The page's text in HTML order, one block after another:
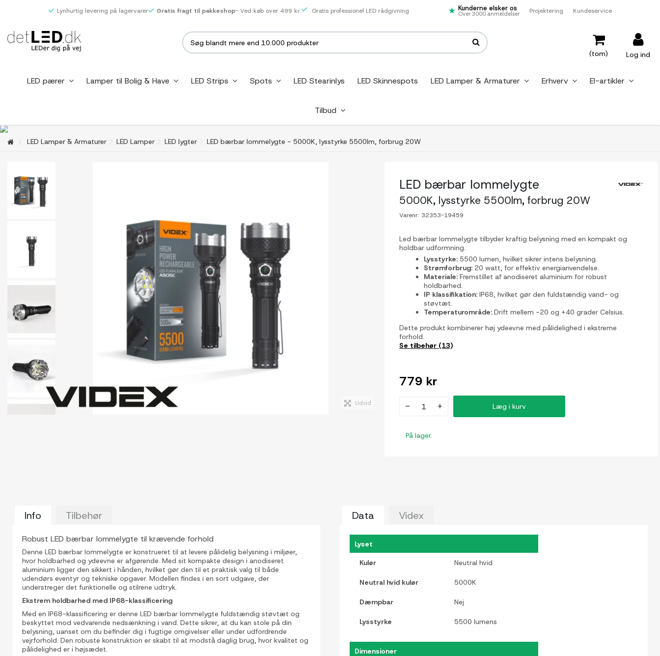
Lynhurtig levering på lagervarer Gratis fragt til pakkeshop- Ved køb over 499 kr. Gratis professionel LED rådgivning Kunderne elsker os
Over 3000 anmeldelser Projektering Kundeservice
Log ind
(tom)
LED pærer Lamper til Bolig & Have LED Strips Spots LED Stearinlys LED Skinnespots LED Lamper & Armaturer Erhverv El-artikler
Tilbud
LED Lamper & Armaturer LED Lamper LED lygter LED bærbar lommelygte - 5000K, lysstyrke 5500lm, forbrug 20W
Udvid
Vis alle
billeder
LED bærbar lommelygte
5000K, lysstyrke 5500lm, forbrug 20W
Varenr: 32353-19459
Led bærbar lommelygte tilbyder kraftig belysning med en kompakt og
holdbar udformning.
Lysstyrke: 5500 lumen, hvilket sikrer intens belysning.
Strømforbrug: 20 watt, for effektiv energianvendelse.
Materiale: Fremstillet af anodiseret aluminium for robust
holdbarhed.
IP klassifikation: IP68, hvilket gør den fuldstændig vand- og
støvtæt.
Temperaturområde: Drift mellem -20 og +40 grader Celsius.
Dette produkt kombinerer høj ydeevne med pålidelighed i ekstreme
forhold.
Se tilbehør (13)
779 kr
- + Læg i kurv
På lager.
Info Tilbehør Data Videx
Robust LED bærbar lommelygte til krævende forhold
Denne LED bærbar lommelygte er konstrueret til at levere pålidelig belysning i miljøer,
hvor holdbarhed og ydeevne er afgørende. Med sit kompakte design i anodiseret
aluminium ligger den sikkert i hånden, hvilket gør den til et praktisk valg til både
udendørs eventyr og tekniske opgaver. Modellen findes i en sort udgave, der
understreger det funktionelle og stilrene udtryk.
Ekstrem holdbarhed med IP68-klassificering
Med en IP68-klassificering er denne LED bærbar lommelygte fuldstændig støvtæt og
beskyttet mod vedvarende nedsænkning i vand. Dette sikrer, at du kan stole på din
belysning, uanset om du befinder dig i fugtige omgivelser eller under udfordrende
vejrforhold. Den robuste konstruktion er skabt til at modstå daglig brug, hvor kvalitet og
pålidelighed er i højsædet.
Lyset
Kulør Neutral hvid
Neutral hvid kulør 5000K
Dæmpbar Nej
Lysstyrke 5500 lumens
Dimensioner